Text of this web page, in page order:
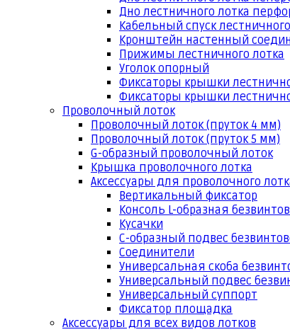
Дно лестничного лотка
Кабельный спуск
Кронштейн настенный
Прижимы лестничного лотка
Уголок опорный
Фиксаторы крышки
Фиксаторы крышки
Проволочный лоток
Проволочный лоток (пруток 4 мм)
Проволочный лоток (пруток 5 мм)
G-образный проволочный лоток
Крышка проволочного лотка
Аксессуары для проволочного
Вертикальный фиксатор
Консоль L-образная
Кусачки
С-образный подвес
Соединители
Универсальная скоба
Универсальный подвес
Универсальный суппорт
Фиксатор площадка
Аксессуары для всех видов лотков